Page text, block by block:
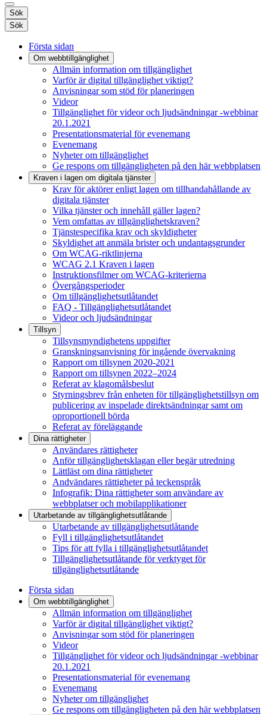
Sök
Sök
Första sidan
Om webbtillgänglighet
Allmän information om tillgänglighet
Varför är digital tillgänglighet viktigt?
Anvisningar som stöd för planeringen
Videor
Tillgänglighet för videor och ljudsändningar -webbinar
20.1.2021
Presentationsmaterial för evenemang
Evenemang
Nyheter om tillgänglighet
Ge respons om tillgängligheten på den här webbplatsen
Kraven i lagen om digitala tjänster
Krav för aktörer enligt lagen om tillhandahållande av
digitala tjänster
Vilka tjänster och innehåll gäller lagen?
Vem omfattas av tillgänglighetskraven?
Tjänstespecifika krav och skyldigheter
Skyldighet att anmäla brister och undantagsgrunder
Om WCAG-riktlinjerna
WCAG 2.1 Kraven i lagen
Instruktionsfilmer om WCAG-kriterierna
Övergångsperioder
Om tillgänglighetsutlåtandet
FAQ - Tillgänglighetsutlåtandet
Videor och ljudsändningar
Tillsyn
Tillsynsmyndighetens uppgifter
Granskningsanvisning för ingående övervakning
Rapport om tillsynen 2020-2021
Rapport om tillsynen 2022–2024
Referat av klagomålsbeslut
Styrningsbrev från enheten för tillgänglighetstillsyn om
publicering av inspelade direktsändningar samt om
oproportionell börda
Referat av föreläggande
Dina rättigheter
Användares rättigheter
Anför tillgänglighetsklagan eller begär utredning
Lättläst om dina rättigheter
Andvändares rättigheter på teckenspråk
Infografik: Dina rättigheter som användare av
webbplatser och mobilapplikationer
Utarbetande av tillgänglighets­utlåtande
Utarbetande av tillgänglighetsutlåtande
Fyll i tillgänglighetsutlåtandet
Tips för att fylla i tillgänglighetsutlåtandet
Tillgänglighetsutlåtande för verktyget för
tillgänglighetsutlåtande
Första sidan
Om webbtillgänglighet
Allmän information om tillgänglighet
Varför är digital tillgänglighet viktigt?
Anvisningar som stöd för planeringen
Videor
Tillgänglighet för videor och ljudsändningar -webbinar
20.1.2021
Presentationsmaterial för evenemang
Evenemang
Nyheter om tillgänglighet
Ge respons om tillgängligheten på den här webbplatsen